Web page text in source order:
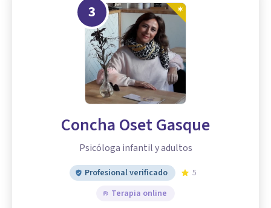
3
Concha Oset Gasque
Psicóloga infantil y adultos
Profesional verificado
5
Terapia online